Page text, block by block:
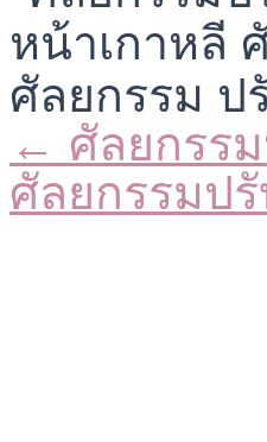
navigation
← ศัลยกรร
ศัลยกรรมป